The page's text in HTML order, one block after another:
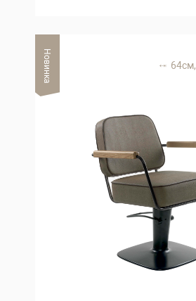
Новинка 64 см,